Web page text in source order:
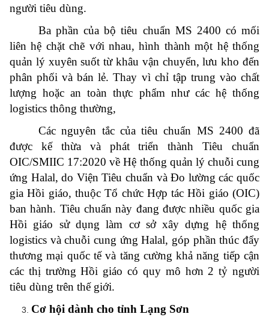
người tiêu dùng.
Ba phần của bộ tiêu chuẩn MS 2400 có mối
liên hệ chặt chẽ với nhau, hình thành một hệ thống
quản lý xuyên suốt từ khâu vận chuyển, lưu kho đến
phân phối và bán lẻ. Thay vì chỉ tập trung vào chất
lượng hoặc an toàn thực phẩm như các hệ thống
logistics thông thường,
Các nguyên tắc của tiêu chuẩn MS 2400 đã
được kế thừa và phát triển thành Tiêu chuẩn
OIC/SMIIC 17:2020 về Hệ thống quản lý chuỗi cung
ứng Halal, do Viện Tiêu chuẩn và Đo lường các quốc
gia Hồi giáo, thuộc Tổ chức Hợp tác Hồi giáo (OIC)
ban hành. Tiêu chuẩn này đang được nhiều quốc gia
Hồi giáo sử dụng làm cơ sở xây dựng hệ thống
logistics và chuỗi cung ứng Halal, góp phần thúc đẩy
thương mại quốc tế và tăng cường khả năng tiếp cận
các thị trường Hồi giáo có quy mô hơn 2 tỷ người
tiêu dùng trên thế giới.
Cơ hội dành cho tỉnh Lạng Sơn